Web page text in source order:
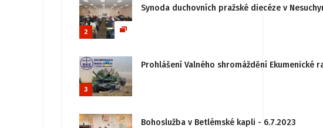
2
Synoda duchovních pražské diecéze v
3
Prohlášení Valného shromáždění
Bohoslužba v Betlémské kapli - 6.7.2023